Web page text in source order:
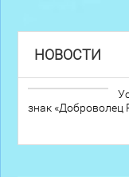
НОВОСТИ
знак «Доброволец